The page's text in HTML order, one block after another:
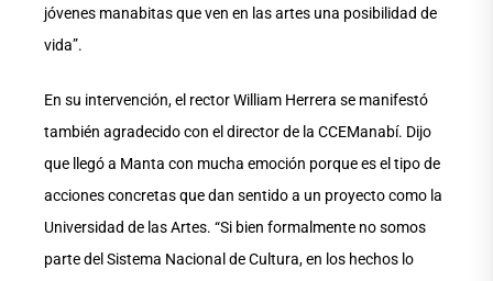
jóvenes manabitas que ven en las artes una posibilidad de
vida”.
En su intervención, el rector William Herrera se manifestó
también agradecido con el director de la CCEManabí. Dijo
que llegó a Manta con mucha emoción porque es el tipo de
acciones concretas que dan sentido a un proyecto como la
Universidad de las Artes. “Si bien formalmente no somos
parte del Sistema Nacional de Cultura, en los hechos lo